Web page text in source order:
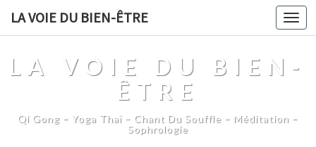
LA VOIE DU BIEN-ÊTRE
LA VOIE DU BIEN-
ÊTRE
Qi Gong – Yoga Thaï – Chant Du Souffle – Méditation –
Sophrologie